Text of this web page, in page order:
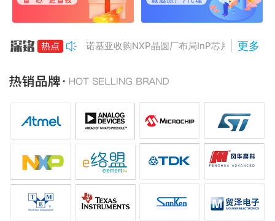
诺基亚收购NXP晶圆厂布局InP芯片
Anthropic组建AI芯片团队
AMD二季度营收增50%，数据中心业务将翻倍
更多